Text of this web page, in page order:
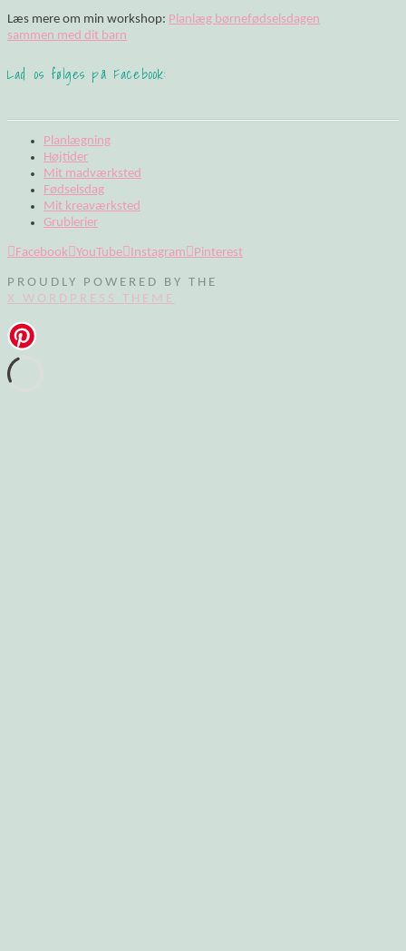
Læs mere om min workshop: Planlæg børnefødselsdagen
sammen med dit barn
Lad os følges på Facebook:
Planlægning
Højtider
Mit madværksted
Fødselsdag
Mit kreaværksted
Grublerier
Facebook YouTube Instagram Pinterest
PROUDLY POWERED BY THE
X WORDPRESS THEME